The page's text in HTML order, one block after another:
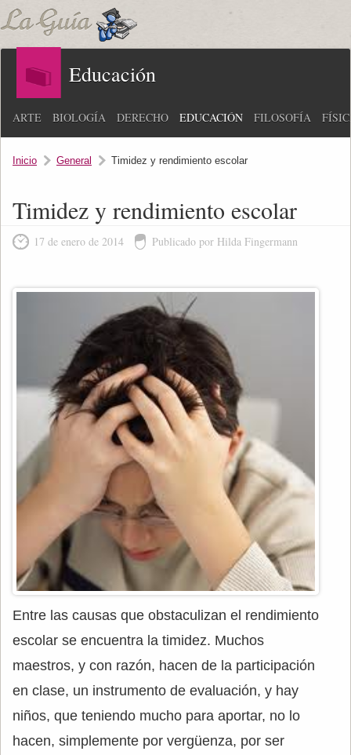
Educación
ARTE BIOLOGÍA DERECHO EDUCACIÓN FILOSOFÍA
Inicio General Timidez y rendimiento escolar
Timidez y rendimiento escolar
17 de enero de 2014 Publicado por Hilda Fingermann
Entre las causas que obstaculizan el rendimiento
escolar se encuentra la timidez. Muchos
maestros, y con razón, hacen de la participación
en clase, un instrumento de evaluación, y hay
niños, que teniendo mucho para aportar, no lo
hacen, simplemente por vergüenza, por ser